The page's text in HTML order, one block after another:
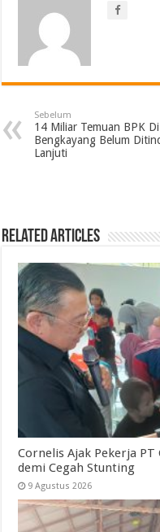
Sebelum
14 Miliar Temuan BPK Di
Bengkayang Belum
Lanjuti
Related Articles
Cornelis Ajak Pekerja PT
demi Cegah Stunting
9 Agustus 2026